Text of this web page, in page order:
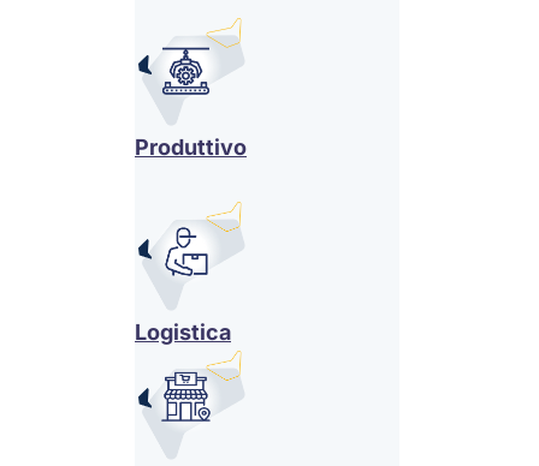
Produttivo
Logistica